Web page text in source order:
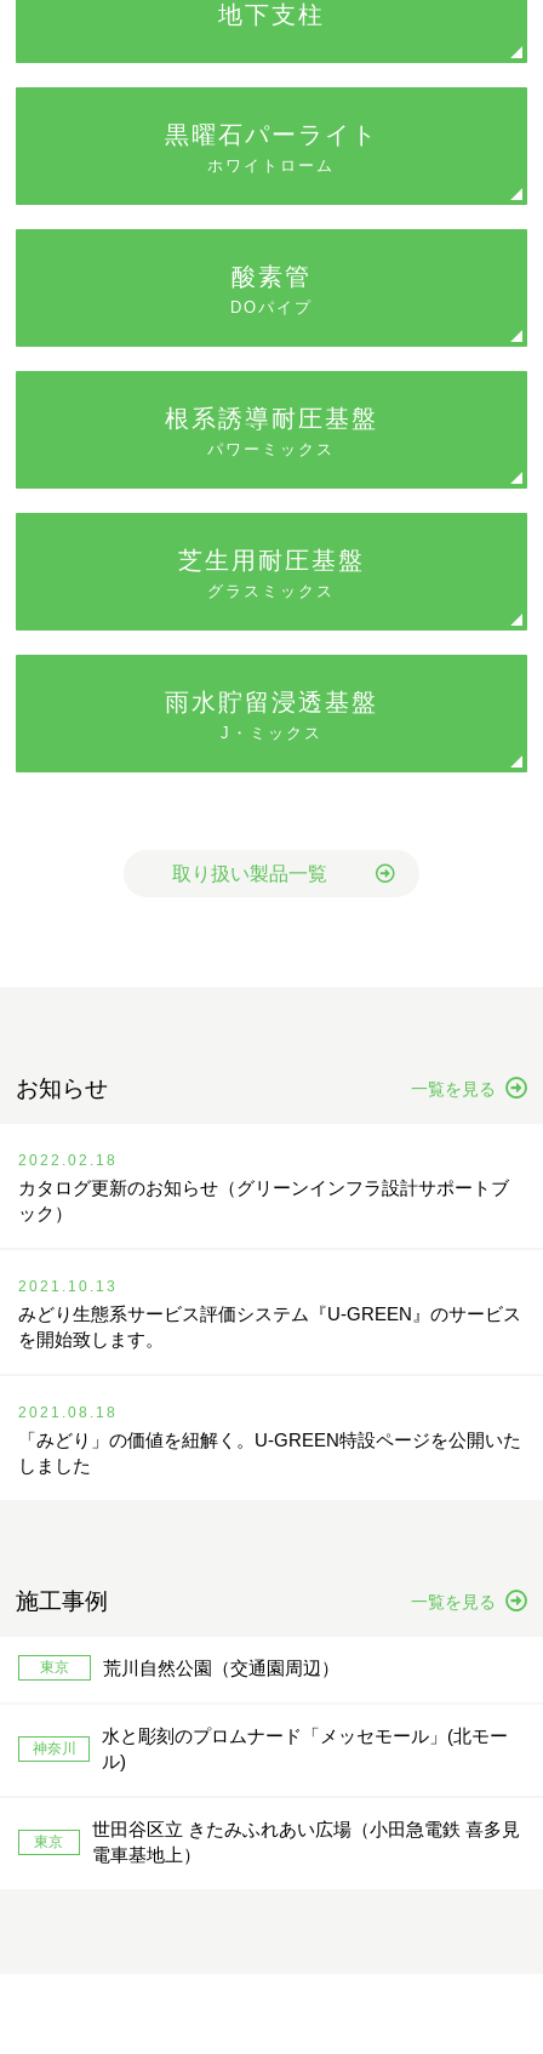
地下支柱
黒曜石パーライト
ホワイトローム
酸素管
DOパイプ
根系誘導耐圧基盤
パワーミックス
芝生用耐圧基盤
グラスミックス
雨水貯留浸透基盤
J・ミックス
取り扱い製品一覧
お知らせ 一覧を見る
2022.02.18
カタログ更新のお知らせ（グリーンインフラ設計サポートブ
ック）
2021.10.13
みどり生態系サービス評価システム『U-GREEN』のサービス
を開始致します。
2021.08.18
「みどり」の価値を紐解く。U-GREEN特設ページを公開いた
しました
施工事例 一覧を見る
東京 荒川自然公園（交通園周辺）
神奈川
水と彫刻のプロムナード「メッセモール」(北モー
ル)
東京
世田谷区立 きたみふれあい広場（小田急電鉄 喜多見
電車基地上）